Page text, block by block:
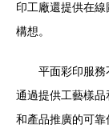
印工廠還提供在
構想。
平面彩印服務
通過提供工藝樣
和產品推廣的可